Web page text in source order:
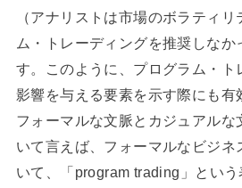
（アナリストは市場のボラティ
ム・トレーディングを推奨しなか
す。このように、プログラム・ト
影響を与える要素を示す際にも有
フォーマルな文脈とカジュアルな
いて言えば、フォーマルなビジネ
いて、「program trading」とい